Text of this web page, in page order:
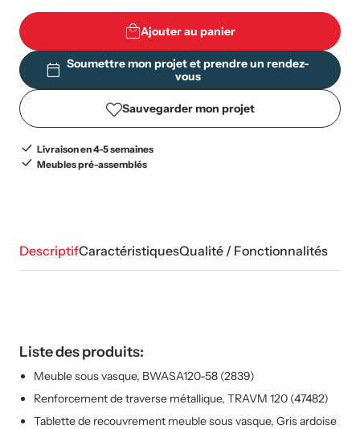
Ajouter au panier
Soumettre mon projet et prendre un rendez-
vous
Sauvegarder mon projet
Livraison en 4-5 semaines
Meubles pré-assemblés
DescriptifCaractéristiquesQualité / Fonctionnalités
Liste des produits:
Meuble sous vasque, BWASA120-58 (2839)
Renforcement de traverse métallique, TRAVM 120 (47482)
Tablette de recouvrement meuble sous vasque, Gris ardoise